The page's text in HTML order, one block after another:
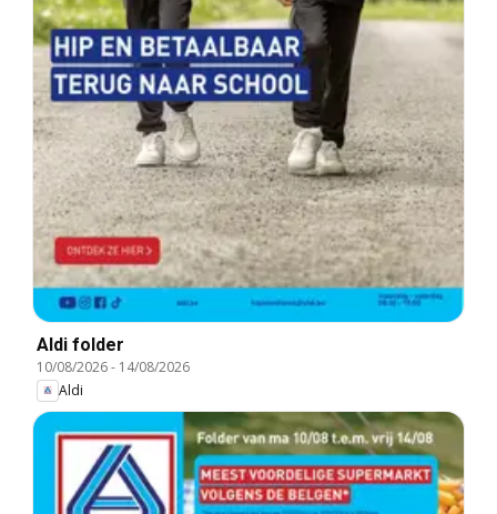
Aldi folder
10/08/2026- 14/08/2026
Aldi